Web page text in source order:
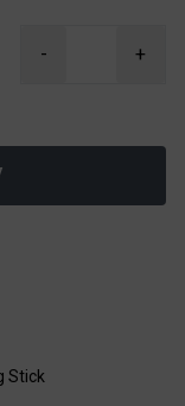
- +
Stick